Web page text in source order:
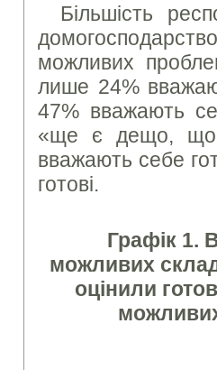
Більшість
можливих
лише 24%
47% вважають
«ще є дещо, що
вважають себе
готові.
Графік 1.
можливих
оцінили